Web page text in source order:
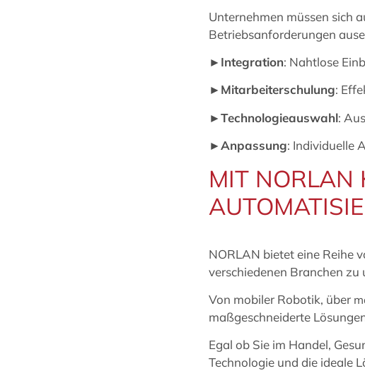
Unternehmen müssen sich
Betriebsanforderungen
►Integration: Nahtlose
►Mitarbeiterschulung:
►Technologieauswahl:
►Anpassung: Individuelle
MIT NORLAN
NORLAN bietet eine Reihe
verschiedenen Branchen zu
Von mobiler Robotik, über
maßgeschneiderte
Egal ob Sie im Handel,
Technologie und die ideale